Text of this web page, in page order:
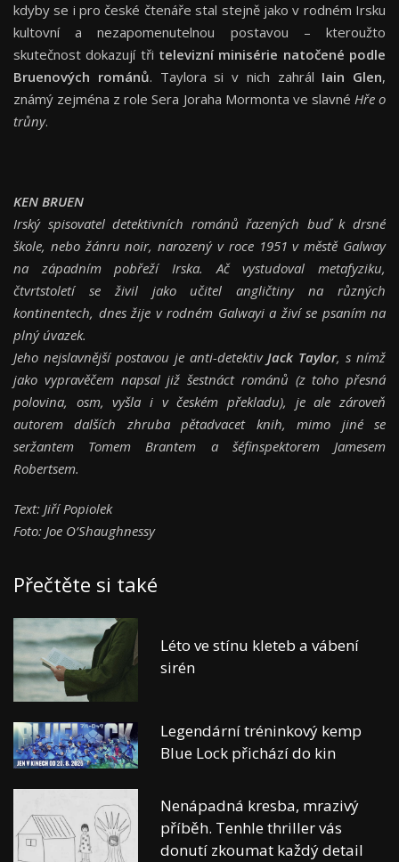
kdyby se i pro české čtenáře stal stejně jako v rodném Irsku
kultovní a nezapomenutelnou postavou – kteroužto
skutečnost dokazují tři televizní minisérie natočené podle
Bruenových románů. Taylora si v nich zahrál Iain Glen,
známý zejména z role Sera Joraha Mormonta ve slavné Hře o
trůny.
KEN BRUEN
Irský spisovatel detektivních románů řazených buď k drsné
škole, nebo žánru noir, narozený v roce 1951 v městě Galway
na západním pobřeží Irska. Ač vystudoval metafyziku,
čtvrtstoletí se živil jako učitel angličtiny na různých
kontinentech, dnes žije v rodném Galwayi a živí se psaním na
plný úvazek.
Jeho nejslavnější postavou je anti-detektivJack Taylor, s nímž
jako vypravěčem napsal již šestnáct románů (z toho přesná
polovina, osm, vyšla i v českém překladu), je ale zároveň
autorem dalších zhruba pětadvacet knih, mimo jiné se
seržantem Tomem Brantem a šéfinspektorem Jamesem
Robertsem.
Text: Jiří Popiolek
Foto: Joe O’Shaughnessy
Přečtěte si také
Léto ve stínu kleteb a vábení
sirén
Legendární tréninkový kemp
Blue Lock přichází do kin
Nenápadná kresba, mrazivý
příběh. Tenhle thriller vás
donutí zkoumat každý detail